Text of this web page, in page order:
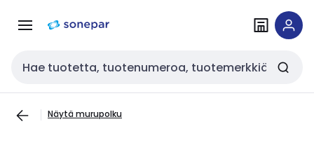
navigointiinsisältöön
Haku
Näytä murupolku